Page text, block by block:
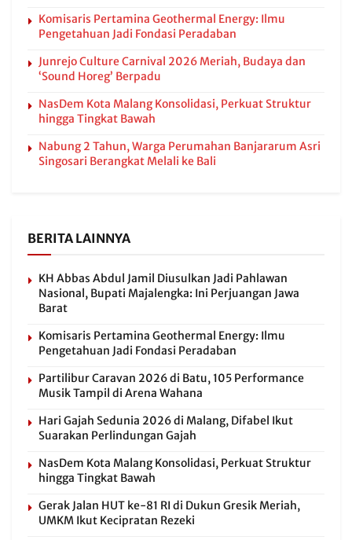
Komisaris Pertamina Geothermal Energy: Ilmu
Pengetahuan Jadi Fondasi Peradaban
Junrejo Culture Carnival 2026 Meriah, Budaya dan
‘Sound Horeg’ Berpadu
NasDem Kota Malang Konsolidasi, Perkuat Struktur
hingga Tingkat Bawah
Nabung 2 Tahun, Warga Perumahan Banjararum Asri
Singosari Berangkat Melali ke Bali
BERITA LAINNYA
KH Abbas Abdul Jamil Diusulkan Jadi Pahlawan
Nasional, Bupati Majalengka: Ini Perjuangan Jawa
Barat
Komisaris Pertamina Geothermal Energy: Ilmu
Pengetahuan Jadi Fondasi Peradaban
Partilibur Caravan 2026 di Batu, 105 Performance
Musik Tampil di Arena Wahana
Hari Gajah Sedunia 2026 di Malang, Difabel Ikut
Suarakan Perlindungan Gajah
NasDem Kota Malang Konsolidasi, Perkuat Struktur
hingga Tingkat Bawah
Gerak Jalan HUT ke-81 RI di Dukun Gresik Meriah,
UMKM Ikut Kecipratan Rezeki